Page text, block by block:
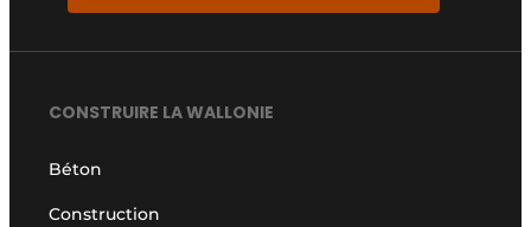
CONSTRUIRE LA WALLONIE
Béton
Construction